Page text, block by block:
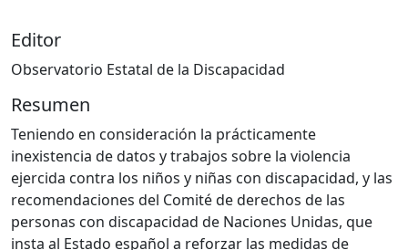
Editor
Observatorio Estatal de la Discapacidad
Resumen
Teniendo en consideración la prácticamente
inexistencia de datos y trabajos sobre la violencia
ejercida contra los niños y niñas con discapacidad, y las
recomendaciones del Comité de derechos de las
personas con discapacidad de Naciones Unidas, que
insta al Estado español a reforzar las medidas de